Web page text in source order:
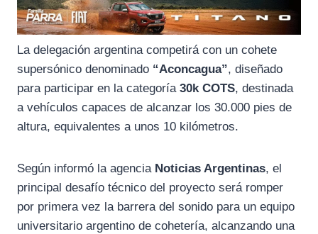
La delegación argentina competirá con un cohete
supersónico denominado “Aconcagua”, diseñado
para participar en la categoría 30k COTS, destinada
a vehículos capaces de alcanzar los 30.000 pies de
altura, equivalentes a unos 10 kilómetros.
Según informó la agencia Noticias Argentinas, el
principal desafío técnico del proyecto será romper
por primera vez la barrera del sonido para un equipo
universitario argentino de cohetería, alcanzando una